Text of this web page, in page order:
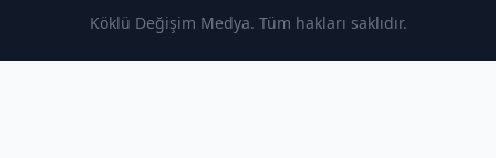
Köklü Değişim Medya. Tüm hakları saklıdır.